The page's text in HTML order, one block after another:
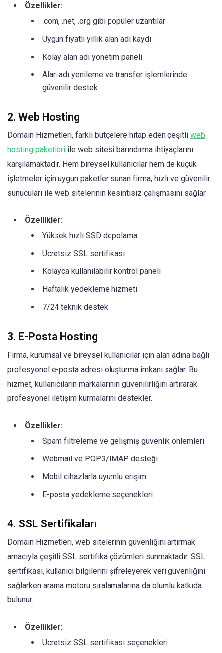
Özellikler:
.com, .net, .org gibi popüler uzantılar
Uygun fiyatlı yıllık alan adı kaydı
Kolay alan adı yönetim paneli
Alan adı yenileme ve transfer işlemlerinde
güvenilir destek
2. Web Hosting
Domain Hizmetleri, farklı bütçelere hitap eden çeşitli web
hosting paketleri ile web sitesi barındırma ihtiyaçlarını
karşılamaktadır. Hem bireysel kullanıcılar hem de küçük
işletmeler için uygun paketler sunan firma, hızlı ve güvenilir
sunucuları ile web sitelerinin kesintisiz çalışmasını sağlar.
Özellikler:
Yüksek hızlı SSD depolama
Ücretsiz SSL sertifikası
Kolayca kullanılabilir kontrol paneli
Haftalık yedekleme hizmeti
7/24 teknik destek
3. E-Posta Hosting
Firma, kurumsal ve bireysel kullanıcılar için alan adına bağlı
profesyonel e-posta adresi oluşturma imkanı sağlar. Bu
hizmet, kullanıcıların markalarının güvenilirliğini artırarak
profesyonel iletişim kurmalarını destekler.
Özellikler:
Spam filtreleme ve gelişmiş güvenlik önlemleri
Webmail ve POP3/IMAP desteği
Mobil cihazlarla uyumlu erişim
E-posta yedekleme seçenekleri
4. SSL Sertifikaları
Domain Hizmetleri, web sitelerinin güvenliğini artırmak
amacıyla çeşitli SSL sertifika çözümleri sunmaktadır. SSL
sertifikası, kullanıcı bilgilerini şifreleyerek veri güvenliğini
sağlarken arama motoru sıralamalarına da olumlu katkıda
bulunur.
Özellikler:
Ücretsiz SSL sertifikası seçenekleri